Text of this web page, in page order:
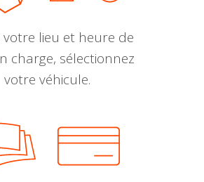
votre lieu et heure de
charge, sélectionnez
votre véhicule.